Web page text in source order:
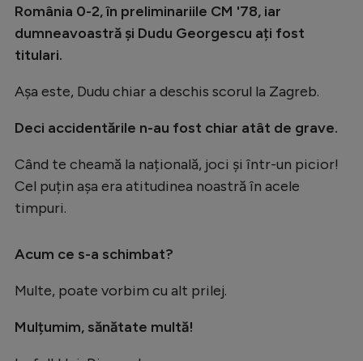
România 0-2, în preliminariile CM '78, iar
dumneavoastră și Dudu Georgescu ați fost
titulari.
Așa este, Dudu chiar a deschis scorul la Zagreb.
Deci accidentările n-au fost chiar atât de grave.
Când te cheamă la națională, joci și într-un picior!
Cel puțin așa era atitudinea noastră în acele
timpuri.
Acum ce s-a schimbat?
Multe, poate vorbim cu alt prilej.
Mulțumim, sănătate multă!